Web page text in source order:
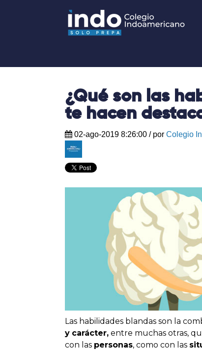
¿Qué son las
te hacen
02-ago-2019 8:26:00 / por Colegio
Las habilidades blandas son la
y carácter, entre muchas otras,
con las personas, como con las